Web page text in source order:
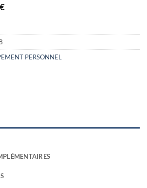
€Le
actuel
2,80€.PERSONNEL